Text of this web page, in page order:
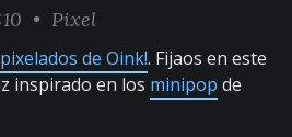
• Pixel
de Oink!. Fijaos en este
inspirado en los minipop de